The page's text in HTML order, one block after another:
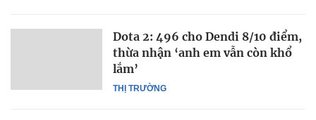
THỊ TRƯỜNG
Dota 2: 496 cho Dendi 8/10 điểm,
thừa nhận ‘anh em vẫn còn khổ
lắm’